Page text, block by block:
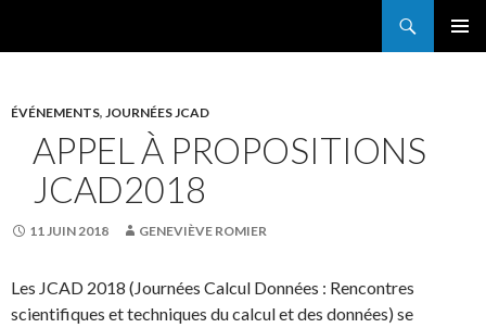
ÉVÉNEMENTS, JOURNÉES JCAD
APPEL À PROPOSITIONS
JCAD2018
11 JUIN 2018 GENEVIÈVE ROMIER
Les JCAD 2018 (Journées Calcul Données : Rencontres
scientifiques et techniques du calcul et des données) se